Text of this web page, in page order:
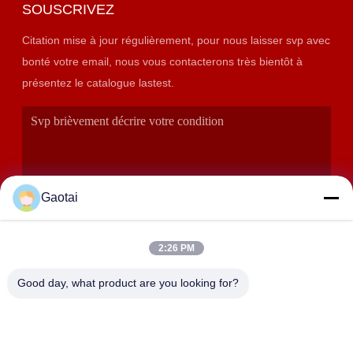
SOUSCRIVEZ
Citation mise à jour régulièrement, pour nous laisser svp avec
bonté votre email, nous vous contacterons très bientôt à
présentez le catalogue lastest.
Gaotai
2:26 PM
Good day, what product are you looking for?